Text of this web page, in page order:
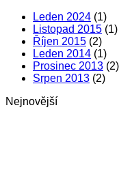
Leden 2024 (1)
Listopad 2015 (1)
Říjen 2015 (2)
Leden 2014 (1)
Prosinec 2013 (2)
Srpen 2013 (2)
Nejnovější